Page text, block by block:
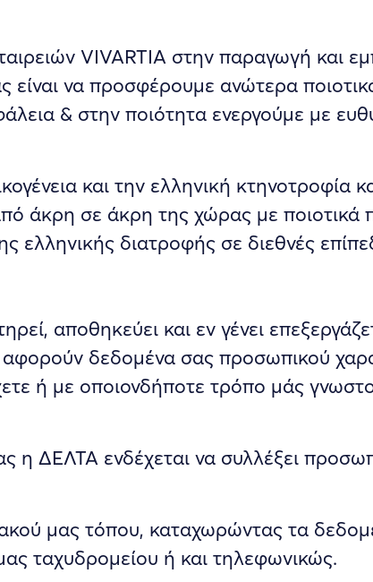
VIVARTIA στην παραγωγή και
να προσφέρουμε ανώτερα
& στην ποιότητα ενεργούμε με
και την ελληνική κτηνοτροφία
άκρη σε άκρη της χώρας με ποιοτικά
διατροφής σε διεθνές
αποθηκεύει και εν γένει
αφορούν δεδομένα σας προσωπικού
ή με οποιονδήποτε τρόπο μάς
η ΔΕΛΤΑ ενδέχεται να συλλέξει
μας τόπου, καταχωρώντας τα
ταχυδρομείου ή και τηλεφωνικώς.